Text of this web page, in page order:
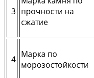
3 прочности на
сжатие
4 Марка по
морозостойкости